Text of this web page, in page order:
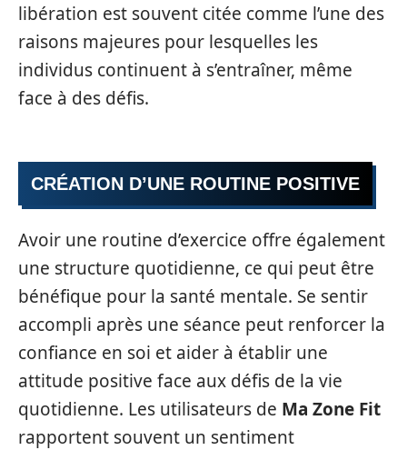
libération est souvent citée comme l’une des
raisons majeures pour lesquelles les
individus continuent à s’entraîner, même
face à des défis.
CRÉATION D’UNE ROUTINE POSITIVE
Avoir une routine d’exercice offre également
une structure quotidienne, ce qui peut être
bénéfique pour la santé mentale. Se sentir
accompli après une séance peut renforcer la
confiance en soi et aider à établir une
attitude positive face aux défis de la vie
quotidienne. Les utilisateurs de Ma Zone Fit
rapportent souvent un sentiment